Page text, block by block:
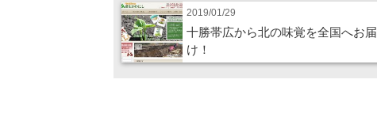
2019/01/29
十勝帯広から北の味覚を全国へお届
け！